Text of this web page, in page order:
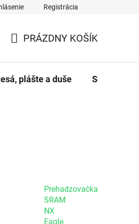
Registrácia
PRÁZDNY KOŠÍK
plášte a duše Servis a
Prehadzovačka
SRAM
NX
Eagle,